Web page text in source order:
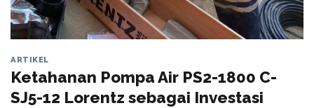
ARTIKEL
Ketahanan Pompa Air PS2-1800 C-
SJ5-12 Lorentz sebagai Investasi